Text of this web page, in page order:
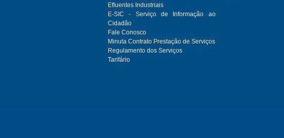
Efluentes Industriais
E-SIC - Serviço de Informação ao
Cidadão
Fale Conosco
Minuta Contrato Prestação de Serviços
Regulamento dos Serviços
Tarifário